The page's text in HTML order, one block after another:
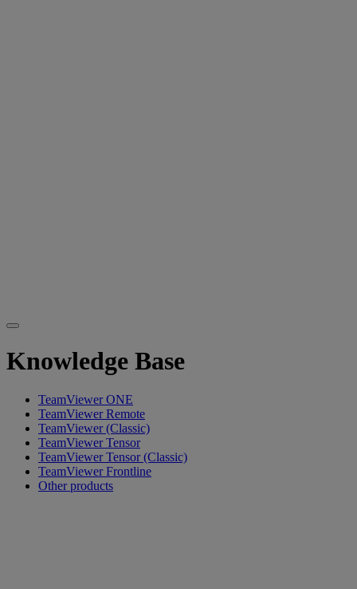
Knowledge Base
TeamViewer ONE
TeamViewer Remote
TeamViewer (Classic)
TeamViewer Tensor
TeamViewer Tensor (Classic)
TeamViewer Frontline
Other products